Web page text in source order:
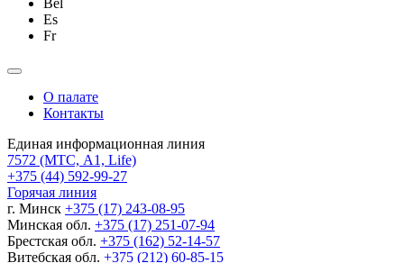
Bel
Es
Fr
О палате
Контакты
Единая информационная линия
7572 (МТС, A1, Life)
+375 (44) 592-99-27
Горячая линия
г. Минск +375 (17) 243-08-95
Минская обл. +375 (17) 251-07-94
Брестская обл. +375 (162) 52-14-57
Витебская обл. +375 (212) 60-85-15